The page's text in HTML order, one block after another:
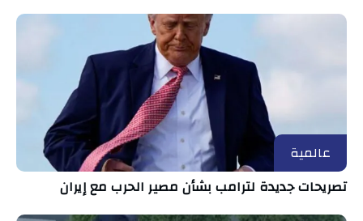
عالمية
تصريحات جديدة لترامب بشأن مصير الحرب مع إيران